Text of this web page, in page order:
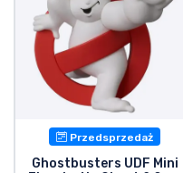
Przedsprzedaż
Ghostbusters UDF Mini